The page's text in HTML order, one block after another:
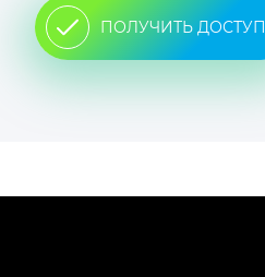
ПОЛУЧИТЬ ДОСТУП